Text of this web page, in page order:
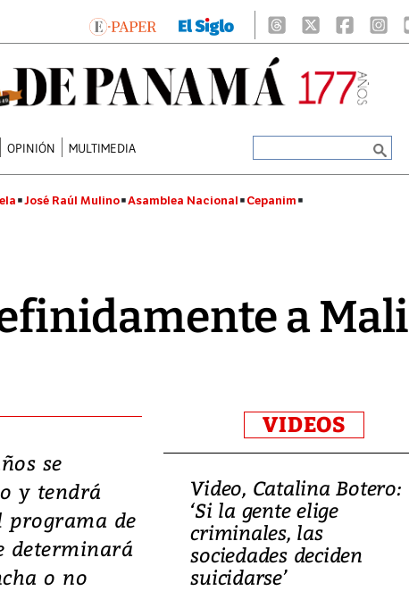
OPINIÓN MULTIMEDIA
José Raúl Mulino Asamblea Nacional Cepanim
a
se
y tendrá
programa de
determinará
o no
VIDEOS
Terremoto
y graves
Video, Catalina Botero:
‘Si la gente elige
criminales, las
sociedades deciden
suicidarse’